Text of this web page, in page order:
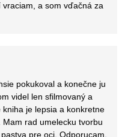
a som vďačná za
pokukoval a konečne ju
videl len sfilmovaný a
kniha je lepsia a konkretne
rad umelecku tvorbu
pre oci. Odporucam.